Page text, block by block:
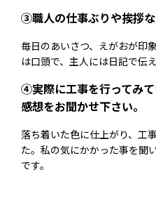
③職人の仕事ぶりや挨拶
毎日のあいさつ、えがおが印
は口頭で、主人には日記で伝
④実際に工事を行ってみ
感想をお聞かせ下さい。
落ち着いた色に仕上がり、工
た。私の気にかかった事を聞
です。